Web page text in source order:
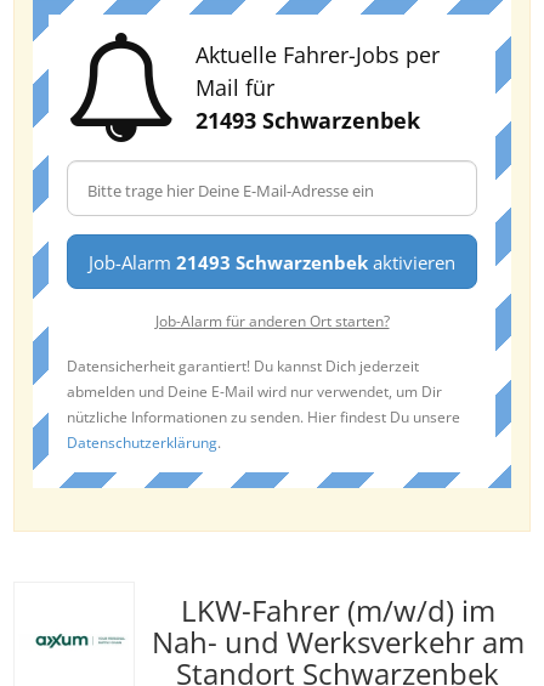
Aktuelle Fahrer-Jobs per
Mail für
21493 Schwarzenbek
Job-Alarm 21493 Schwarzenbek aktivieren
Job-Alarm für anderen Ort starten?
Datensicherheit garantiert! Du kannst Dich jederzeit
abmelden und Deine E-Mail wird nur verwendet, um Dir
nützliche Informationen zu senden. Hier findest Du unsere
Datenschutzerklärung.
LKW-Fahrer (m/w/d) im
Nah- und Werksverkehr am
Standort Schwarzenbek